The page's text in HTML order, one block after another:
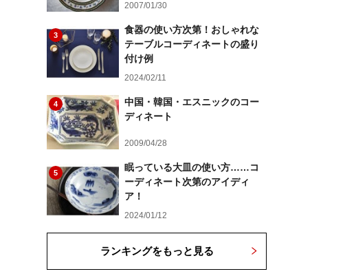
2007/01/30
3
食器の使い方次第！おしゃれな
テーブルコーディネートの盛り
付け例
2024/02/11
4
中国・韓国・エスニックのコー
ディネート
2009/04/28
5
眠っている大皿の使い方……コ
ーディネート次第のアイディ
ア！
2024/01/12
ランキングをもっと見る